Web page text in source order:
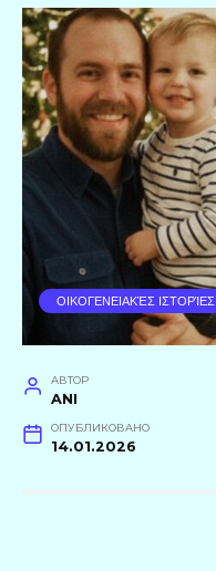
ΟΙΚΟΓΕΝΕΙΑΚΈΣ ΙΣΤΟΡΊΕΣ
АВТОР
ANI
ОПУБЛИКОВАНО
14.01.2026